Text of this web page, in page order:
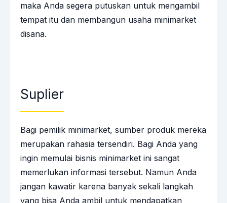
maka Anda segera putuskan untuk mengambil
tempat itu dan membangun usaha minimarket
disana.
Suplier
Bagi pemilik minimarket, sumber produk mereka
merupakan rahasia tersendiri. Bagi Anda yang
ingin memulai bisnis minimarket ini sangat
memerlukan informasi tersebut. Namun Anda
jangan kawatir karena banyak sekali langkah
yang bisa Anda ambil untuk mendapatkan